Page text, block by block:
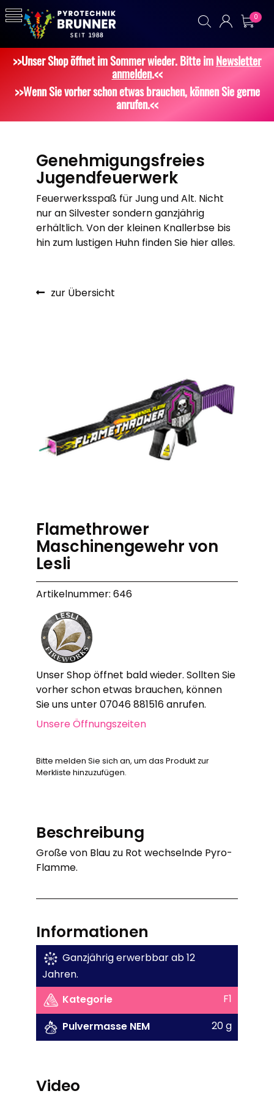
0
>>Unser Shop öffnet im Sommer wieder. Bitte imNewsletter
anmelden.<<
>>Wenn Sie vorher schon etwas brauchen, können Sie gerne
anrufen.<<
Genehmigungsfreies
Jugendfeuerwerk
Feuerwerksspaß für Jung und Alt. Nicht
nur an Silvester sondern ganzjährig
erhältlich. Von der kleinen Knallerbse bis
hin zum lustigen Huhn finden Sie hier alles.
zur Übersicht
Flamethrower
Maschinengewehr von
Lesli
Artikelnummer: 646
Unser Shop öffnet bald wieder. Sollten Sie
vorher schon etwas brauchen, können
Sie uns unter 07046 881516 anrufen.
Unsere Öffnungszeiten
Bitte melden Sie sich an, um das Produkt zur
Merkliste hinzuzufügen.
Beschreibung
Große von Blau zu Rot wechselnde Pyro-
Flamme.
Informationen
Ganzjährig erwerbbar ab 12
Jahren.
Kategorie
F1
Pulvermasse NEM
20 g
Video